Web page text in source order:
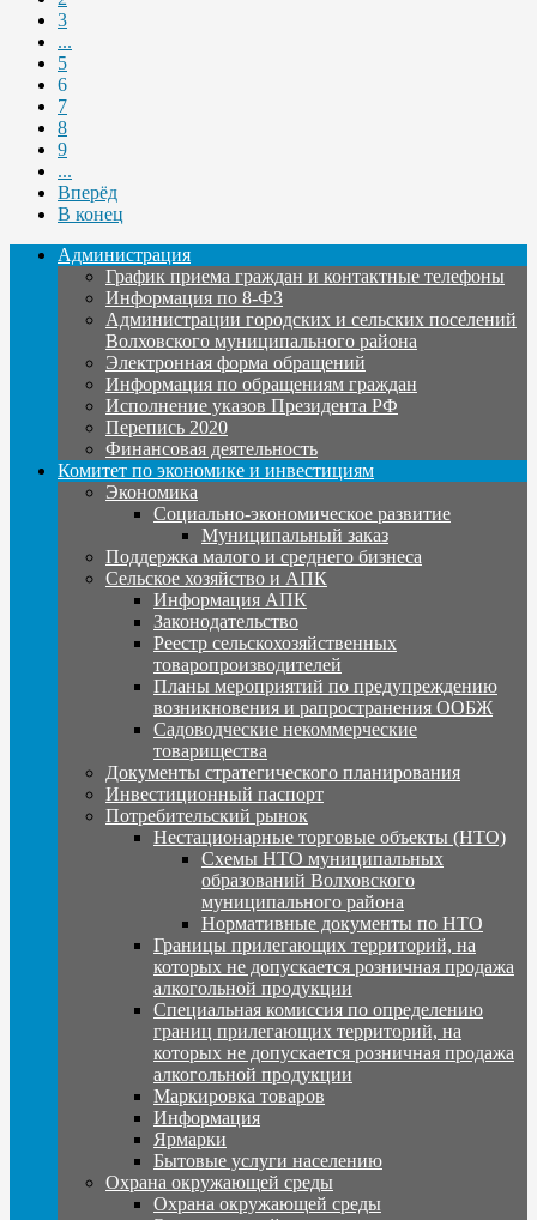
3
...
5
6
7
8
9
...
Вперёд
В конец
Администрация
График приема граждан и контактные телефоны
Информация по 8-ФЗ
Администрации городских и сельских поселений
Волховского муниципального района
Электронная форма обращений
Информация по обращениям граждан
Исполнение указов Президента РФ
Перепись 2020
Финансовая деятельность
Комитет по экономике и инвестициям
Экономика
Социально-экономическое развитие
Муниципальный заказ
Поддержка малого и среднего бизнеса
Сельское хозяйство и АПК
Информация АПК
Законодательство
Реестр сельскохозяйственных
товаропроизводителей
Планы мероприятий по предупреждению
возникновения и рапространения ООБЖ
Садоводческие некоммерческие
товарищества
Документы стратегического планирования
Инвестиционный паспорт
Потребительский рынок
Нестационарные торговые объекты (НТО)
Схемы НТО муниципальных
образований Волховского
муниципального района
Нормативные документы по НТО
Границы прилегающих территорий, на
которых не допускается розничная продажа
алкогольной продукции
Специальная комиссия по определению
границ прилегающих территорий, на
которых не допускается розничная продажа
алкогольной продукции
Маркировка товаров
Информация
Ярмарки
Бытовые услуги населению
Охрана окружающей среды
Охрана окружающей среды